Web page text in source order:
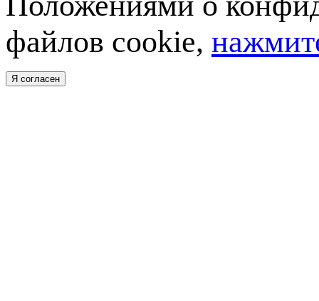
файлов cookie,
Я согласен